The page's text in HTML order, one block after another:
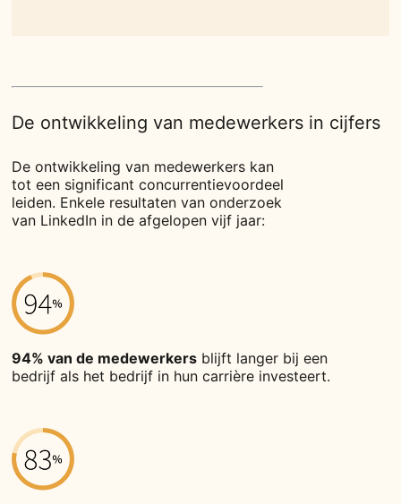
De ontwikkeling van medewerkers in cijfers
De ontwikkeling van medewerkers kan
tot een significant concurrentievoordeel
leiden. Enkele resultaten van onderzoek
van LinkedIn in de afgelopen vijf jaar:
94% van de medewerkers blijft langer bij een
bedrijf als het bedrijf in hun carrière investeert.